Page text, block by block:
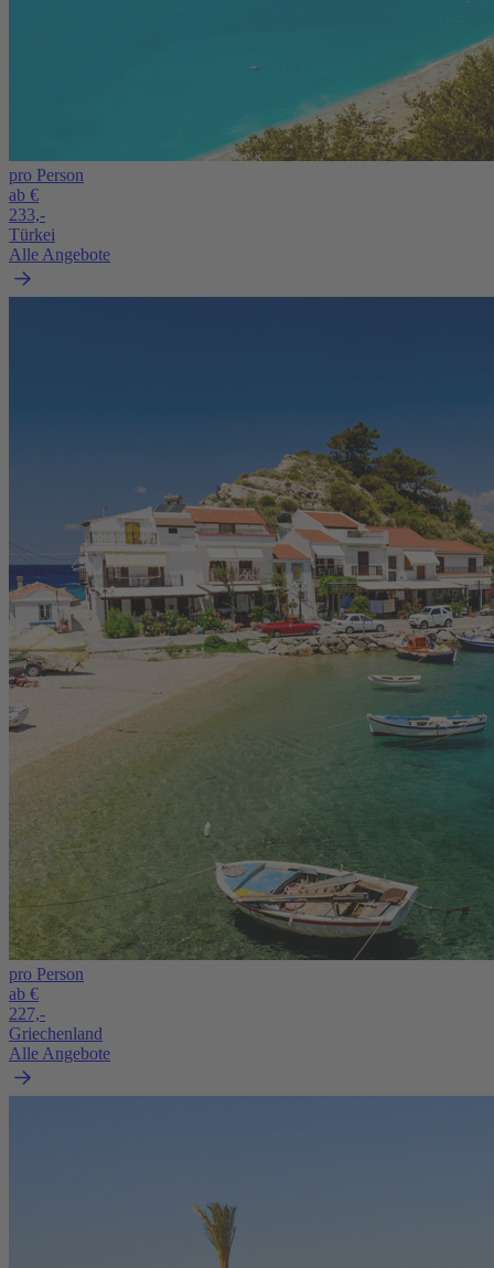
pro Person
ab €
233,-
Türkei
Alle Angebote
pro Person
ab €
227,-
Griechenland
Alle Angebote